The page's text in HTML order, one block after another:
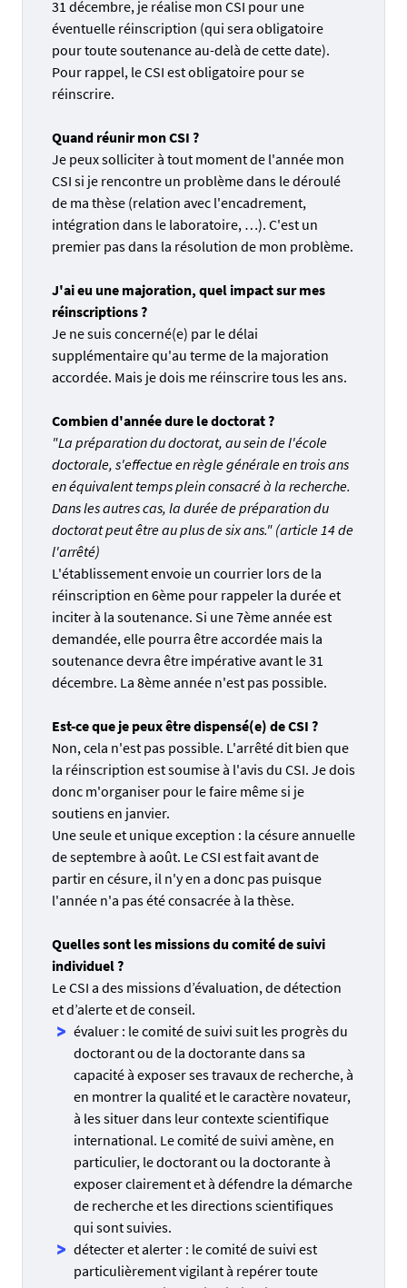
31 décembre, je réalise mon CSI pour une
éventuelle réinscription (qui sera obligatoire
pour toute soutenance au-delà de cette date).
Pour rappel, le CSI est obligatoire pour se
réinscrire.
Quand réunir mon CSI ?
Je peux solliciter à tout moment de l'année mon
CSI si je rencontre un problème dans le déroulé
de ma thèse (relation avec l'encadrement,
intégration dans le laboratoire, …). C'est un
premier pas dans la résolution de mon problème.
J'ai eu une majoration, quel impact sur mes
réinscriptions ?
Je ne suis concerné(e) par le délai
supplémentaire qu'au terme de la majoration
accordée. Mais je dois me réinscrire tous les ans.
Combien d'année dure le doctorat ?
"La préparation du doctorat, au sein de l'école
doctorale, s'effectue en règle générale en trois ans
en équivalent temps plein consacré à la recherche.
Dans les autres cas, la durée de préparation du
doctorat peut être au plus de six ans." (article 14 de
l'arrêté)
L'établissement envoie un courrier lors de la
réinscription en 6ème pour rappeler la durée et
inciter à la soutenance. Si une 7ème année est
demandée, elle pourra être accordée mais la
soutenance devra être impérative avant le 31
décembre. La 8ème année n'est pas possible.
Est-ce que je peux être dispensé(e) de CSI ?
Non, cela n'est pas possible. L'arrêté dit bien que
la réinscription est soumise à l'avis du CSI. Je dois
donc m'organiser pour le faire même si je
soutiens en janvier.
Une seule et unique exception : la césure annuelle
de septembre à août. Le CSI est fait avant de
partir en césure, il n'y en a donc pas puisque
l'année n'a pas été consacrée à la thèse.
Quelles sont les missions du comité de suivi
individuel ?
Le CSI a des missions d’évaluation, de détection
et d’alerte et de conseil.
évaluer : le comité de suivi suit les progrès du
doctorant ou de la doctorante dans sa
capacité à exposer ses travaux de recherche, à
en montrer la qualité et le caractère novateur,
à les situer dans leur contexte scientifique
international. Le comité de suivi amène, en
particulier, le doctorant ou la doctorante à
exposer clairement et à défendre la démarche
de recherche et les directions scientifiques
qui sont suivies.
détecter et alerter : le comité de suivi est
particulièrement vigilant à repérer toute